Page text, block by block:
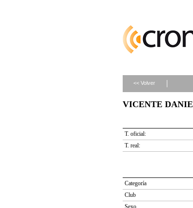
<< Volver
VICENTE
T. oficial:
T. real:
Categoría
Club
Sexo